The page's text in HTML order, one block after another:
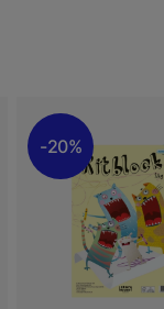
20%